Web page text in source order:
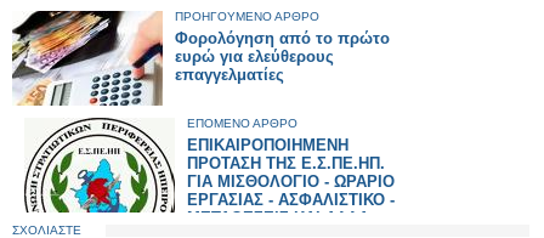
ΠΡΟΗΓΟΥΜΕΝΟ ΑΡΘΡΟ
Φορολόγηση από το πρώτο
ευρώ για ελεύθερους
επαγγελματίες
ΕΠΟΜΕΝΟ ΑΡΘΡΟ
ΕΠΙΚΑΙΡΟΠΟΙΗΜΕΝΗ
ΠΡΟΤΑΣΗ ΤΗΣ Ε.Σ.ΠΕ.ΗΠ.
ΓΙΑ ΜΙΣΘΟΛΟΓΙΟ - ΩΡΑΡΙΟ
ΕΡΓΑΣΙΑΣ - ΑΣΦΑΛΙΣΤΙΚΟ -
ΜΕΤΑΘΕΣΕΙΣ ΚΑΙ ΑΛΛΑ
ΣΧΟΛΙΑΣΤΕ